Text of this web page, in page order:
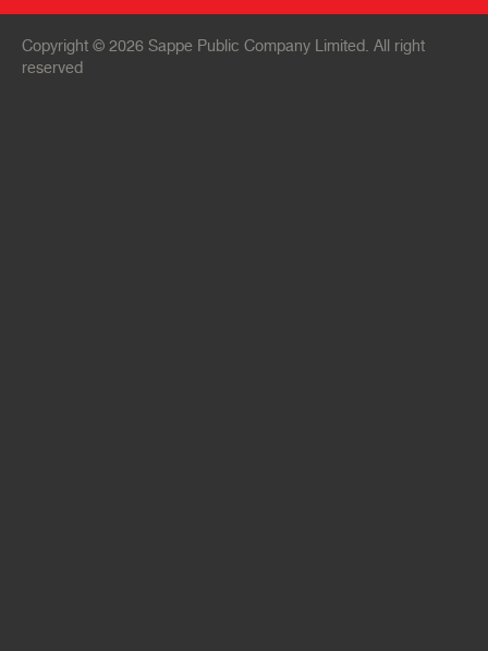
Copyright © 2026 Sappe Public Company Limited. All right
reserved